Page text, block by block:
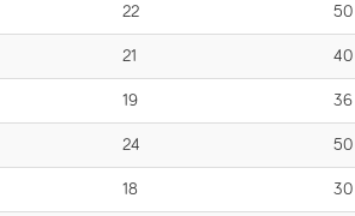
22 50
21 40
19 36
24 50
18 30